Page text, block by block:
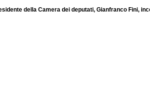
della Camera dei deputati, Gianfranco Fini,